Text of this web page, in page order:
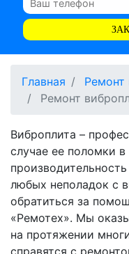
Главная
Ремонт
Ремонт
Виброплита –
случае ее поломки
любых неполадок с
обратиться за
«Ремотех». Мы
на протяжении
справятся с